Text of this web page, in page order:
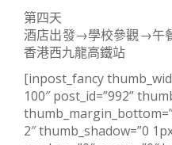
第四天
酒店出發→學校參觀→午
香港西九龍高鐵站
[inpost_fancy
100″ post_id=”992”
2″ thumb_shadow=”0